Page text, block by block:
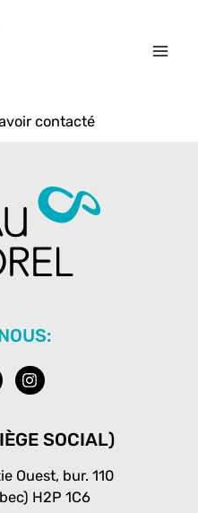
contacté
I
n
a
r
a
m
SOCIAL)
Ouest, bur. 110
H2P 1C6